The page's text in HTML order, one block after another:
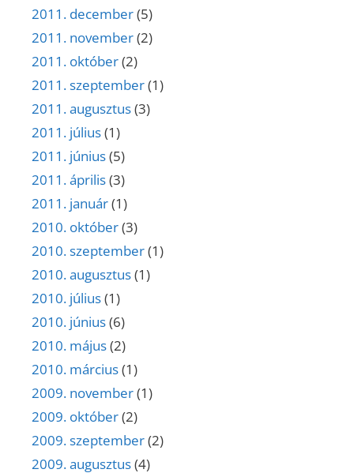
2011. december(5)
2011. november(2)
2011. október(2)
2011. szeptember(1)
2011. augusztus(3)
2011. július(1)
2011. június(5)
2011. április(3)
2011. január(1)
2010. október(3)
2010. szeptember(1)
2010. augusztus(1)
2010. július(1)
2010. június(6)
2010. május(2)
2010. március(1)
2009. november(1)
2009. október(2)
2009. szeptember(2)
2009. augusztus(4)